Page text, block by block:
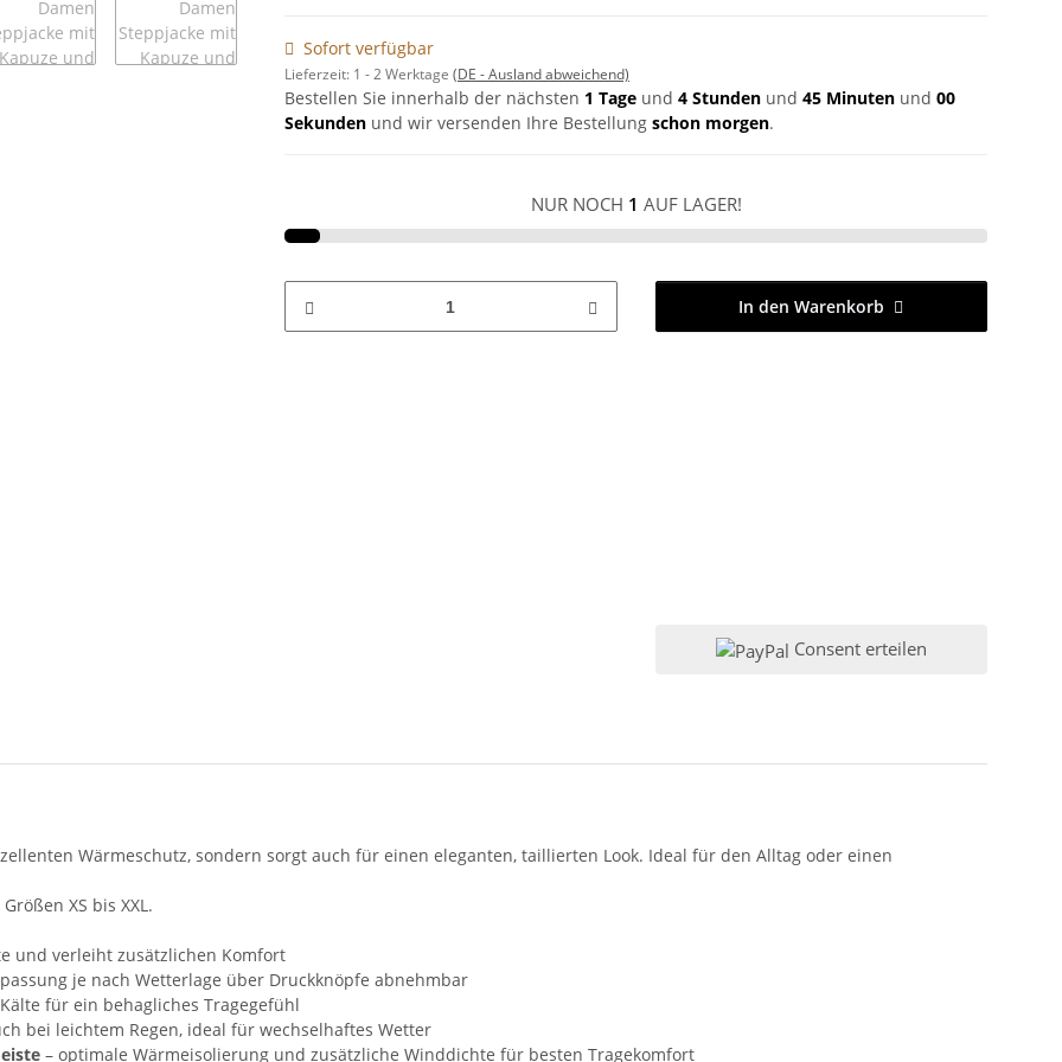
Sofort verfügbar
Lieferzeit: 1 - 2 Werktage (DE - Ausland abweichend)
Bestellen Sie innerhalb der nächsten 1 Tage und 4 Stunden und 45 Minuten und 00
Sekunden und wir versenden Ihre Bestellung schon morgen.
NUR NOCH 1 AUF LAGER!
In den Warenkorb
Consent erteilen
Wärmeschutz, sondern sorgt auch für einen eleganten, taillierten Look. Ideal für den Alltag oder einen
XS bis XXL.
und verleiht zusätzlichen Komfort
je nach Wetterlage über Druckknöpfe abnehmbar
für ein behagliches Tragegefühl
bei leichtem Regen, ideal für wechselhaftes Wetter
– optimale Wärmeisolierung und zusätzliche Winddichte für besten Tragekomfort